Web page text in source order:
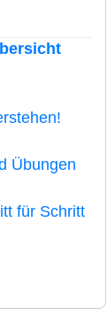
Übungen
für Schritt